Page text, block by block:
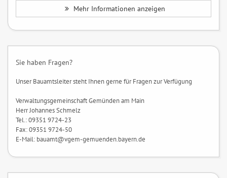
Mehr Informationen anzeigen
Sie haben Fragen?
Unser Bauamtsleiter steht Ihnen gerne für Fragen zur Verfügung
Verwaltungsgemeinschaft Gemünden am Main
Herr Johannes Schmelz
Tel.: 09351 9724-23
Fax: 09351 9724-50
E-Mail: bauamt@vgem-gemuenden.bayern.de